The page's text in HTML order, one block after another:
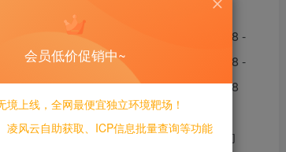
curl\<=7.54 -
- Discuz\_X3.3\_TC\_UTF8 -
- Discuz\_X3.2\_TC\_UTF8 -
- Discuz\_X2.5\_TC\_UTF8
346行 ![]
我们看到authkey是由多个参数的
会员低价促销中~
境上线，全网最便宜独立环境靶场！
凌风云自助获取、ICP信息批量查询等功能